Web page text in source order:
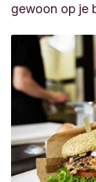
gewoon op je